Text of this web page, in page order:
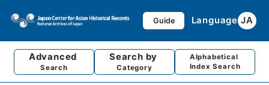
Guide Language JA
Advanced
Search
Search by
Category
Alphabetical
Index Search